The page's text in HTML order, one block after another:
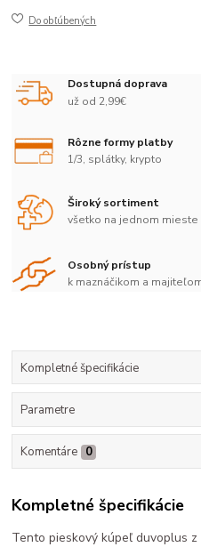
Do obľúbených
Dostupná doprava
už od 2,99€
Rôzne formy platby
1/3, splátky, krypto
Široký sortiment
všetko na jednom mieste
Osobný prístup
k maznáčikom a
Kompletné špecifikácie
Parametre
Komentáre 0
Kompletné špecifikácie
Tento pieskový kúpeľ duvoplus